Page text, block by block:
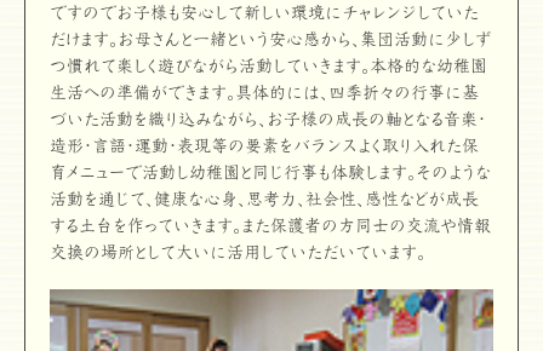
ですのでお子様も安心して新しい環境にチャレンジしていた
だけます。お母さんと一緒という安心感から、集団活動に少しず
つ慣れて楽しく遊びながら活動していきます。本格的な幼稚園
生活への準備ができます。具体的には、四季折々の行事に基
づいた活動を織り込みながら、お子様の成長の軸となる音楽・
造形・言語・運動・表現等の要素をバランスよく取り入れた保
育メニューで活動し幼稚園と同じ行事も体験します。そのような
活動を通じて、健康な心身、思考力、社会性、感性などが成長
する土台を作っていきます。また保護者の方同士の交流や情報
交換の場所として大いに活用していただいています。